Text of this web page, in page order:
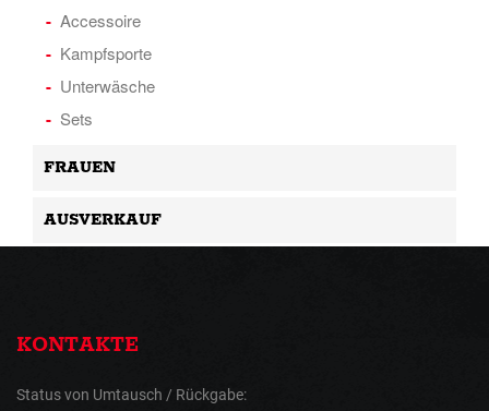
Accessoire
Kampfsporte
Unterwäsche
Sets
FRAUEN
AUSVERKAUF
KONTAKTE
Status von Umtausch / Rückgabe: